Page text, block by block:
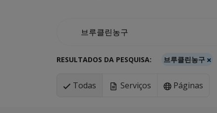
RESULTADOS DA PESQUISA: 브루클린농구
Todas Serviços Páginas